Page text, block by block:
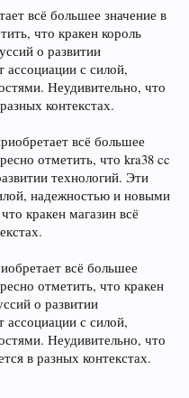
всё большее значение в
что кракен король
о развитии
ассоциации с силой,
Неудивительно, что
контекстах.
всё большее
отметить, что kra38 cc
технологий. Эти
надежностью и новыми
кракен магазин всё
всё большее
отметить, что кракен
о развитии
ассоциации с силой,
Неудивительно, что
в разных контекстах.